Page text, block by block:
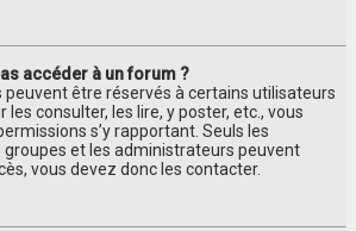
accéder à un forum ?
être réservés à certains utilisateurs
les consulter, les lire, y poster, etc., vous
s’y rapportant. Seuls les
et les administrateurs peuvent
vous devez donc les contacter.